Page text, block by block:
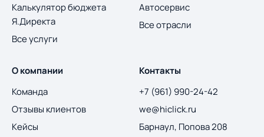
Калькулятор бюджета
Я.Директа
Все услуги
Автосервис
Все отрасли
О компании
Команда
Отзывы клиентов
Кейсы
Контакты
+7 (961) 990-24-42
we@hiclick.ru
Барнаул, Попова 208